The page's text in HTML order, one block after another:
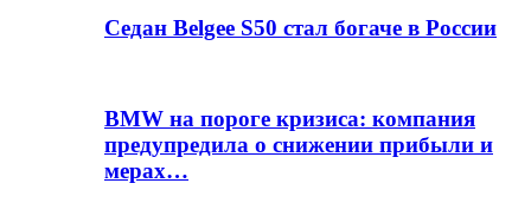
Седан Belgee S50 стал богаче в России
BMW на пороге кризиса: компания
предупредила о снижении прибыли и
мерах…